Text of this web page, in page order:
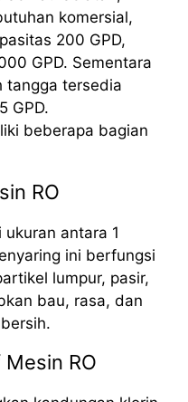
komersial,
200 GPD,
GPD. Sementara
tangga tersedia
GPD.
beberapa bagian
RO
antara 1
ini berfungsi
lumpur, pasir,
bau, rasa, dan
RO